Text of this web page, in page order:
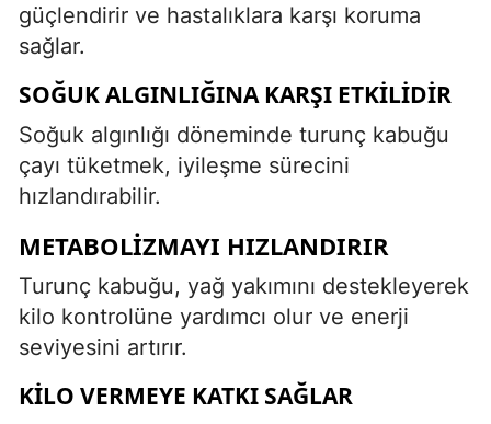
güçlendirir ve hastalıklara karşı koruma
sağlar.
SOĞUK ALGINLIĞINA KARŞI ETKILIDIR
Soğuk algınlığı döneminde turunç kabuğu
çayı tüketmek, iyileşme sürecini
hızlandırabilir.
METABOLIZMAYI HIZLANDIRIR
Turunç kabuğu, yağ yakımını destekleyerek
kilo kontrolüne yardımcı olur ve enerji
seviyesini artırır.
KILO VERMEYE KATKI SAĞLAR